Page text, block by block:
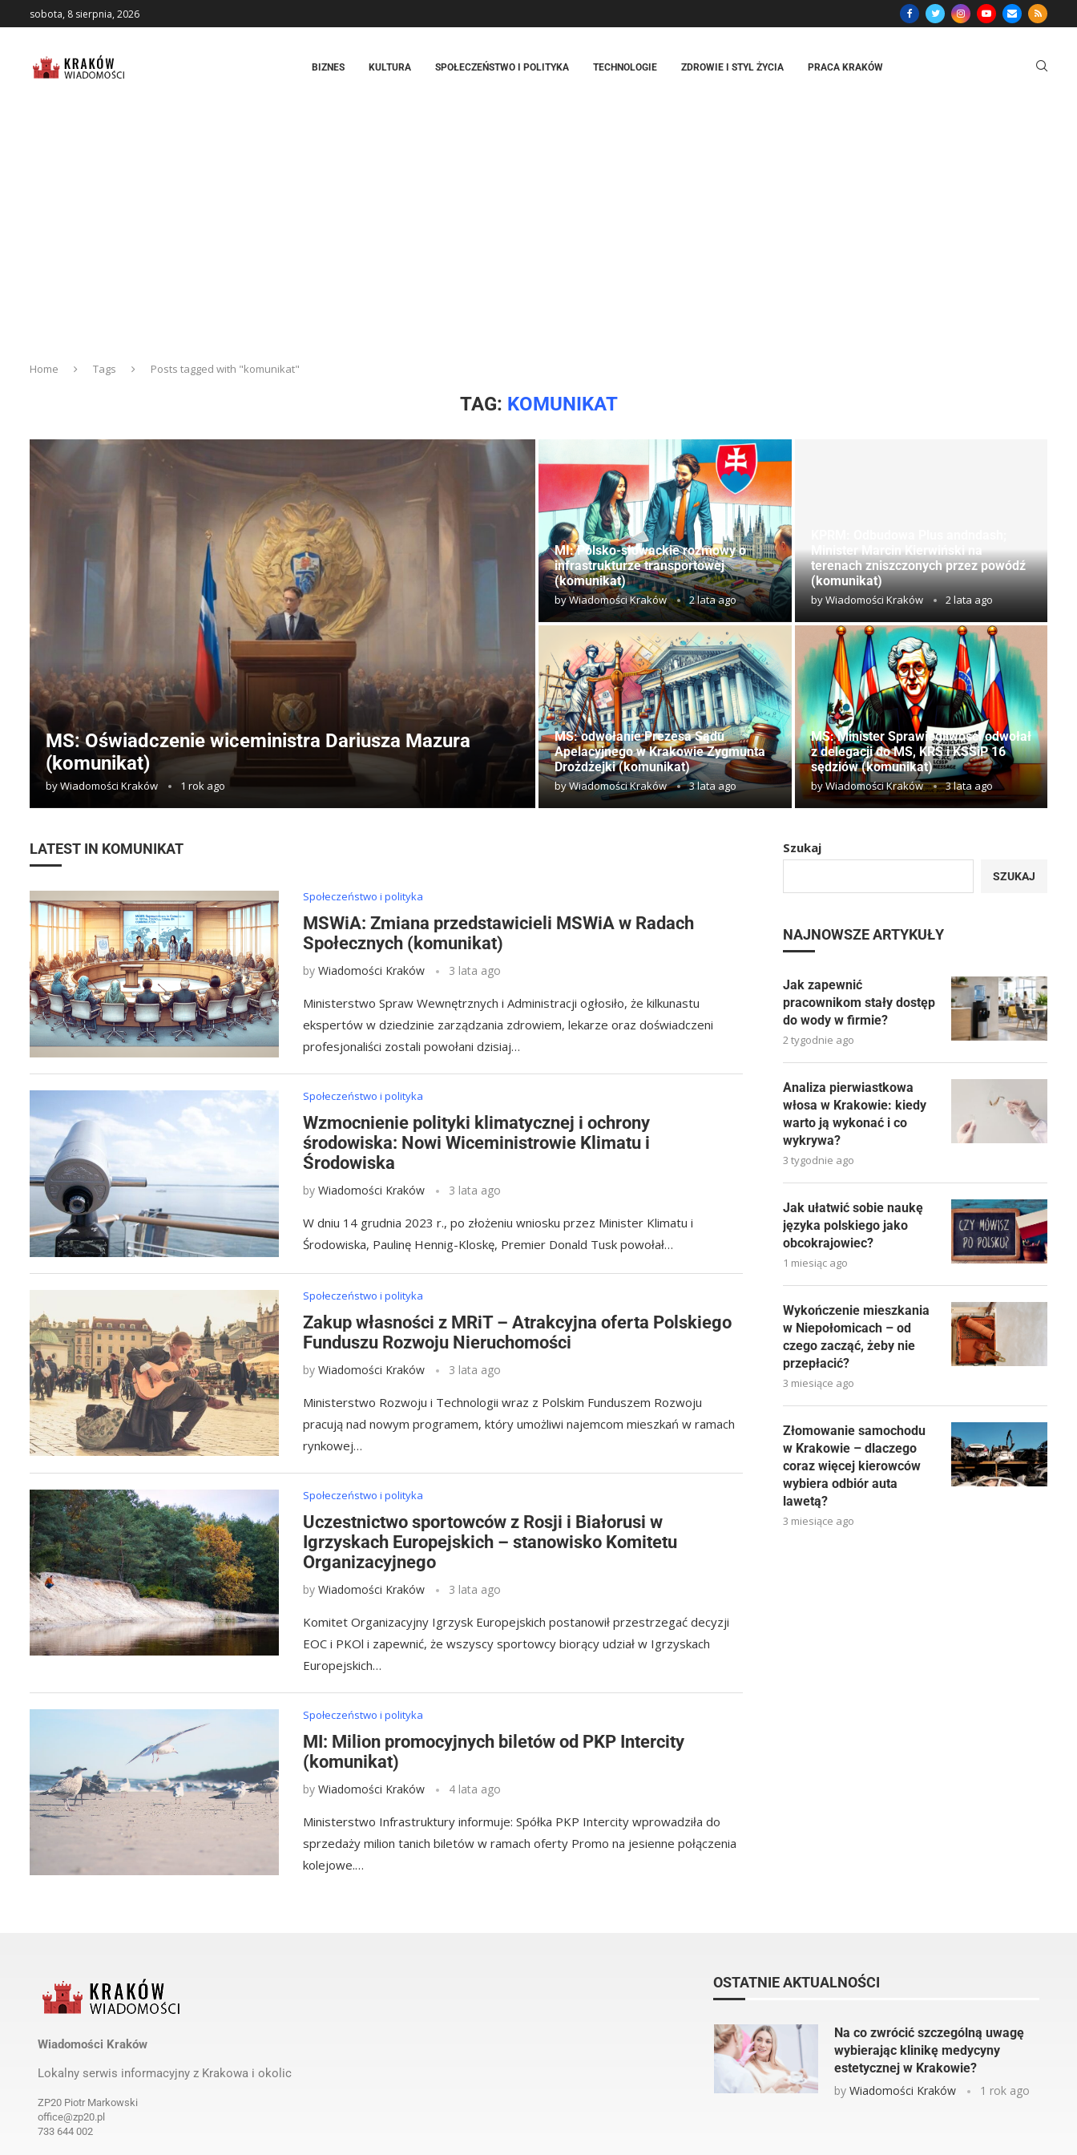
sobota, 8 sierpnia, 2026
BIZNES KULTURA SPOŁECZEŃSTWO I POLITYKA TECHNOLOGIE ZDROWIE I STYL ŻYCIA PRACA KRAKÓW
Home Tags Posts tagged with "komunikat"
TAG: KOMUNIKAT
MS: Oświadczenie wiceministra Dariusza Mazura
(komunikat)
byWiadomości Kraków 1 rok ago
MI: Polsko-słowackie rozmowy o
infrastrukturze transportowej
(komunikat)
byWiadomości Kraków 2 lata ago
Minister Marcin Kierwiński na
terenach zniszczonych przez powódź
(komunikat)
byWiadomości Kraków 2 lata ago
MS: odwołanie Prezesa Sądu
Apelacyjnego w Krakowie Zygmunta
Drożdżejki (komunikat)
byWiadomości Kraków 3 lata ago
MS: Minister Sprawiedliwości odwołał
z delegacji do MS, KRS i KSSiP 16
sędziów (komunikat)
byWiadomości Kraków 3 lata ago
LATEST IN KOMUNIKAT
Społeczeństwo i polityka
MSWiA: Zmiana przedstawicieli MSWiA w Radach
Społecznych (komunikat)
byWiadomości Kraków 3 lata ago
Ministerstwo Spraw Wewnętrznych i Administracji ogłosiło, że kilkunastu
ekspertów w dziedzinie zarządzania zdrowiem, lekarze oraz doświadczeni
profesjonaliści zostali powołani dzisiaj…
Społeczeństwo i polityka
Wzmocnienie polityki klimatycznej i ochrony
środowiska: Nowi Wiceministrowie Klimatu i
Środowiska
byWiadomości Kraków 3 lata ago
W dniu 14 grudnia 2023 r., po złożeniu wniosku przez Minister Klimatu i
Środowiska, Paulinę Hennig-Kloskę, Premier Donald Tusk powołał…
Społeczeństwo i polityka
Zakup własności z MRiT – Atrakcyjna oferta Polskiego
Funduszu Rozwoju Nieruchomości
byWiadomości Kraków 3 lata ago
Ministerstwo Rozwoju i Technologii wraz z Polskim Funduszem Rozwoju
pracują nad nowym programem, który umożliwi najemcom mieszkań w ramach
rynkowej…
Społeczeństwo i polityka
Uczestnictwo sportowców z Rosji i Białorusi w
Igrzyskach Europejskich – stanowisko Komitetu
Organizacyjnego
byWiadomości Kraków 3 lata ago
Komitet Organizacyjny Igrzysk Europejskich postanowił przestrzegać decyzji
EOC i PKOl i zapewnić, że wszyscy sportowcy biorący udział w Igrzyskach
Europejskich…
Społeczeństwo i polityka
MI: Milion promocyjnych biletów od PKP Intercity
(komunikat)
byWiadomości Kraków 4 lata ago
Ministerstwo Infrastruktury informuje: Spółka PKP Intercity wprowadziła do
sprzedaży milion tanich biletów w ramach oferty Promo na jesienne połączenia
kolejowe.…
Szukaj
SZUKAJ
NAJNOWSZE ARTYKUŁY
Jak zapewnić
pracownikom stały dostęp
do wody w firmie?
2 tygodnie ago
Analiza pierwiastkowa
włosa w Krakowie: kiedy
warto ją wykonać i co
wykrywa?
3 tygodnie ago
Jak ułatwić sobie naukę
języka polskiego jako
obcokrajowiec?
1 miesiąc ago
Wykończenie mieszkania
w Niepołomicach – od
czego zacząć, żeby nie
przepłacić?
3 miesiące ago
Złomowanie samochodu
w Krakowie – dlaczego
coraz więcej kierowców
wybiera odbiór auta
lawetą?
3 miesiące ago
Wiadomości Kraków
Lokalny serwis informacyjny z Krakowa i okolic
ZP20 Piotr Markowski
office@zp20.pl
733 644 002
OSTATNIE AKTUALNOŚCI
(komunikat)
Na co zwrócić szczególną uwagę
wybierając klinikę medycyny
estetycznej w Krakowie?
by Wiadomości Kraków 1 rok ago